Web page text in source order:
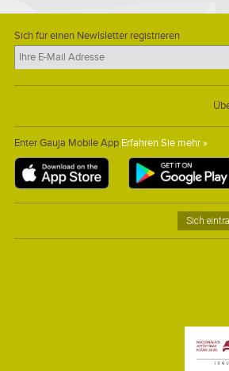
Sich für einen Newlsletter registrieren
Enter Gauja Mobile App Erfahren Sie mehr »
Sich